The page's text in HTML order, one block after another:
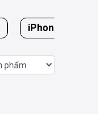
iPhone SE